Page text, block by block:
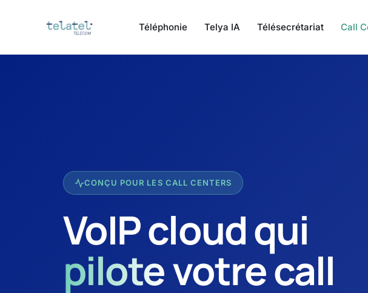
Téléphonie Telya IA Télésecrétariat Call
CONÇU POUR LES CALL CENTERS
VoIP cloud qui
pilotevotre call